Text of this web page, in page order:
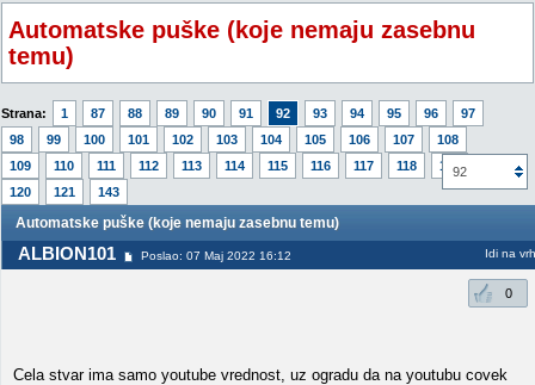
Automatske puške (koje nemaju zasebnu
temu)
Strana: 1 87 88 89 90 91 92 93 94 95 96
97
98
99 100 101 102 103 104 105 106 107
108
109
110 111 112 113 114 115 116 117 118
119
120
121 143
92
Automatske puške (koje nemaju zasebnu temu)
ALBION101 Poslao: 07 Maj 2022 16:12 Idi na vrh
0
Cela stvar ima samo youtube vrednost, uz ogradu da na youtubu covek